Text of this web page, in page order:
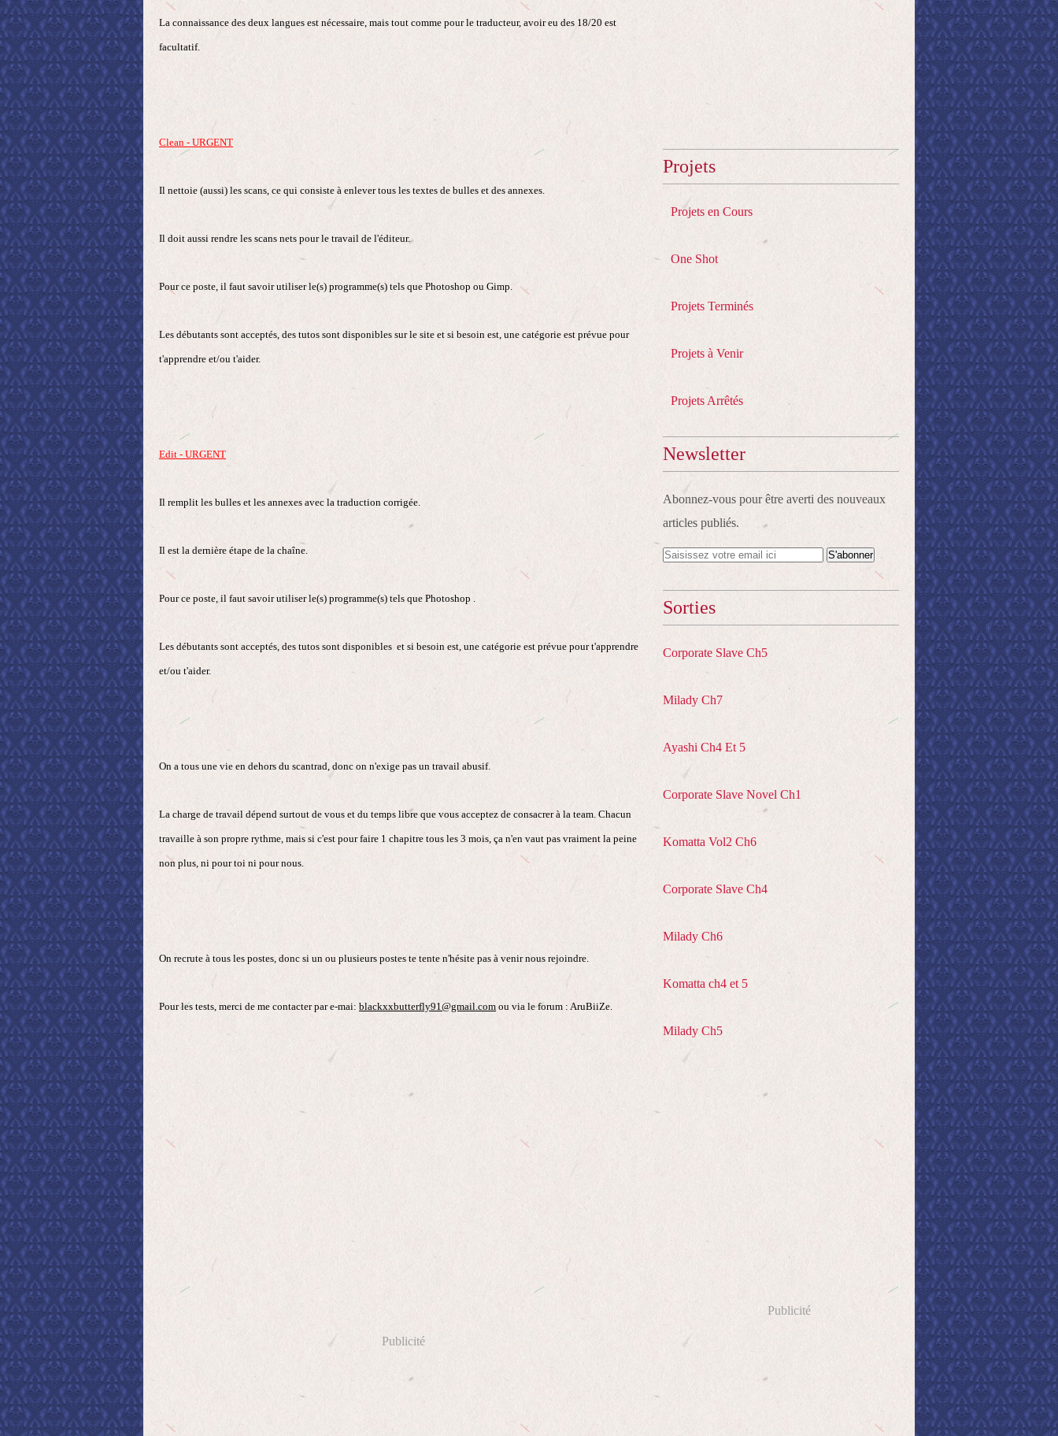
La connaissance des deux langues est nécessaire, mais tout comme pour le traducteur, avoir eu des 18/20 est
facultatif.
Clean - URGENT
Il nettoie (aussi) les scans, ce qui consiste à enlever tous les textes de bulles et des annexes.
Il doit aussi rendre les scans nets pour le travail de l'éditeur.
Pour ce poste, il faut savoir utiliser le(s) programme(s) tels que Photoshop ou Gimp.
Les débutants sont acceptés, des tutos sont disponibles sur le site et si besoin est, une catégorie est prévue pour
t'apprendre et/ou t'aider.
Edit - URGENT
Il remplit les bulles et les annexes avec la traduction corrigée.
Il est la dernière étape de la chaîne.
Pour ce poste, il faut savoir utiliser le(s) programme(s) tels que Photoshop .
Les débutants sont acceptés, des tutos sont disponibles et si besoin est, une catégorie est prévue pour t'apprendre
et/ou t'aider.
On a tous une vie en dehors du scantrad, donc on n'exige pas un travail abusif.
La charge de travail dépend surtout de vous et du temps libre que vous acceptez de consacrer à la team. Chacun
travaille à son propre rythme, mais si c'est pour faire 1 chapitre tous les 3 mois, ça n'en vaut pas vraiment la peine
non plus, ni pour toi ni pour nous.
On recrute à tous les postes, donc si un ou plusieurs postes te tente n'hésite pas à venir nous rejoindre.
Pour les tests, merci de me contacter par e-mai: blackxxbutterfly91@gmail.com ou via le forum : AruBiiZe.
Publicité
Projets
Projets en Cours
One Shot
Projets Terminés
Projets à Venir
Projets Arrêtés
Newsletter
Abonnez-vous pour être averti des nouveaux
articles publiés.
Sorties
Corporate Slave Ch5
Milady Ch7
Ayashi Ch4 Et 5
Corporate Slave Novel Ch1
Komatta Vol2 Ch6
Corporate Slave Ch4
Milady Ch6
Komatta ch4 et 5
Milady Ch5
Publicité